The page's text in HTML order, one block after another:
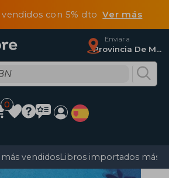
vendidos con 5% dtoVer más
Enviar a
Provincia De Madrid
0
vendidosLibros importados más